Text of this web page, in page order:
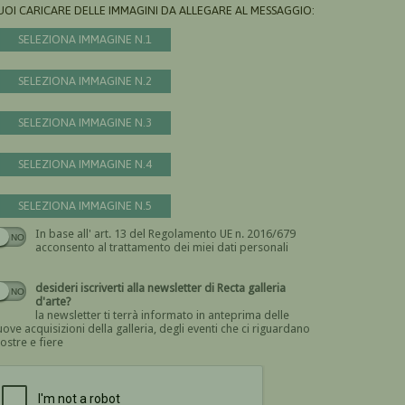
CARICARE DELLE IMMAGINI DA ALLEGARE AL MESSAGGIO:
SELEZIONA IMMAGINE N.1
SELEZIONA IMMAGINE N.2
SELEZIONA IMMAGINE N.3
SELEZIONA IMMAGINE N.4
SELEZIONA IMMAGINE N.5
In base all' art. 13 del Regolamento UE n. 2016/679
acconsento al trattamento dei miei dati personali
Devi dare il consenso
desideri iscriverti alla newsletter di Recta galleria
d'arte?
la newsletter ti terrà informato in anteprima delle
acquisizioni della galleria, degli eventi che ci riguardano
e fiere